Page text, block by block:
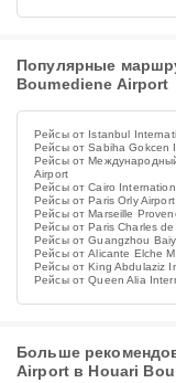
Популярные
Boumediene Airport
Рейсы от Istanbul
Рейсы от Sabiha Gokcen
Рейсы от
Airport
Рейсы от Cairo
Рейсы от Paris Orly
Рейсы от Marseille
Рейсы от Paris Charles
Рейсы от Guangzhou
Рейсы от Alicante Elche
Рейсы от King Abdulaziz
Рейсы от Queen Alia
Больше
Airport в Houari